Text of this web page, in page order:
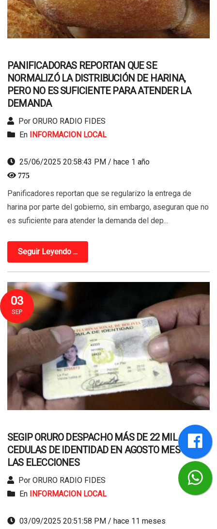
PANIFICADORAS REPORTAN QUE SE
NORMALIZÓ LA DISTRIBUCIÓN DE HARINA,
PERO NO ES SUFICIENTE PARA ATENDER LA
DEMANDA
Por ORURO RADIO FIDES
En
INFORMACION LOCAL
25/06/2025 20:58:43 PM / hace 1 año
775
Panificadores reportan que se regularizo la entrega de
harina por parte del gobierno, sin embargo, aseguran que no
es suficiente para atender la demanda del dep...
Seguir Leyendo ...
03
SEP
SEGIP ORURO DESPACHO MÁS DE 22 MIL
CEDULAS DE IDENTIDAD EN AGOSTO MES DE
LAS ELECCIONES
Por ORURO RADIO FIDES
En
INFORMACION LOCAL
03/09/2025 20:51:58 PM / hace 11 meses